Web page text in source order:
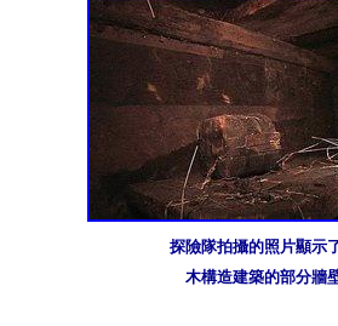
探險隊拍攝的照片顯示
木構造建築的部分牆壁